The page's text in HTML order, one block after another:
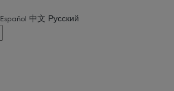
Español 中文 Русский